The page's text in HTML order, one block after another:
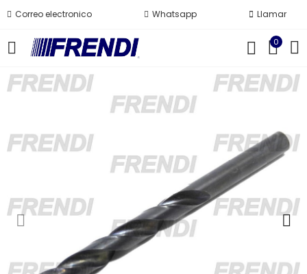
Correo electronico Whatsapp Llamar
0